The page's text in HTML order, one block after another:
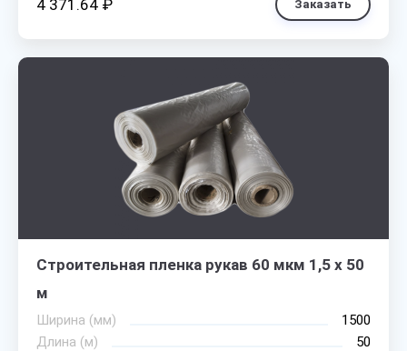
4 371.64 ₽ Заказать
Строительная пленка рукав 60 мкм 1,5 х 50
м
Ширина (мм)
1500
Длина (м)
50